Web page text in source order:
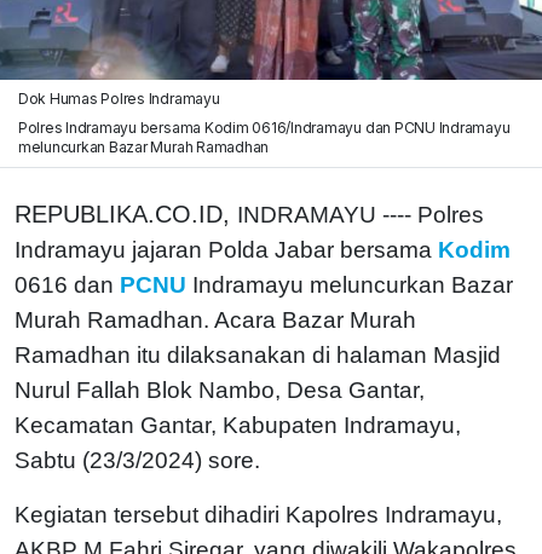
Dok Humas Polres Indramayu
Polres Indramayu bersama Kodim 0616/Indramayu dan PCNU Indramayu
meluncurkan Bazar Murah Ramadhan
REPUBLIKA.CO.ID, INDRAMAYU ---- Polres
Indramayu jajaran Polda Jabar bersama Kodim
0616 dan PCNU Indramayu meluncurkan Bazar
Murah Ramadhan. Acara Bazar Murah
Ramadhan itu dilaksanakan di halaman Masjid
Nurul Fallah Blok Nambo, Desa Gantar,
Kecamatan Gantar, Kabupaten Indramayu,
Sabtu (23/3/2024) sore.
Kegiatan tersebut dihadiri Kapolres Indramayu,